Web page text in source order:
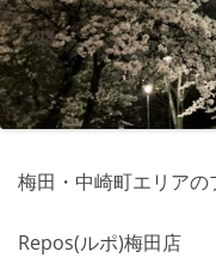
梅田・中崎町エリア
Repos(ルポ)梅田店